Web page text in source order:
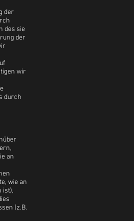
der
des sie
der
wir
durch
an
wie an
ist),
(z.B.